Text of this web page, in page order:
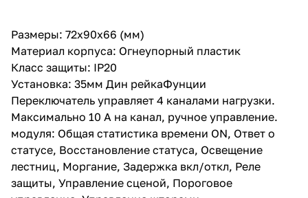
Размеры: 72х90х66 (мм)
Материал корпуса: Огнеупорный пластик
Класс защиты: IP20
Установка: 35мм Дин рейкаФунции
Переключатель управляет 4 каналами нагрузки.
Максимально 10 A на канал, ручное управление.
модуля: Общая статистика времени ON, Ответ о
статусе, Восстановление статуса, Освещение
лестниц, Моргание, Задержка вкл/откл, Реле
защиты, Управление сценой, Пороговое